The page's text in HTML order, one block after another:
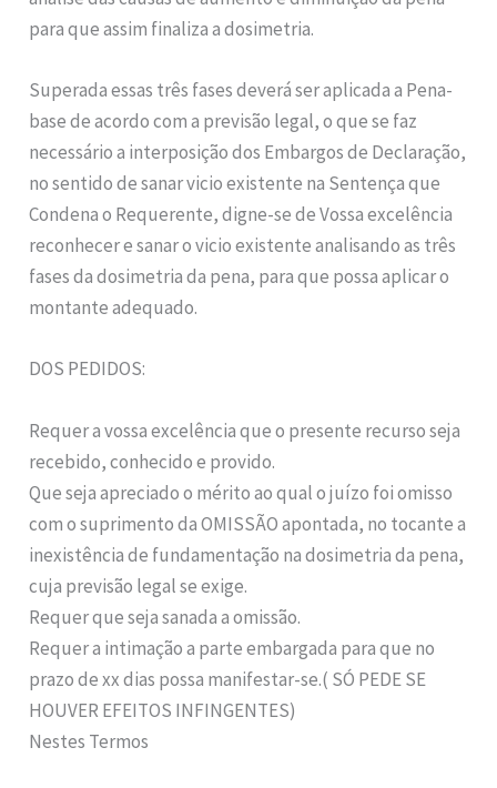
para que assim finaliza a dosimetria.
Superada essas três fases deverá ser aplicada a Pena-
base de acordo com a previsão legal, o que se faz
necessário a interposição dos Embargos de Declaração,
no sentido de sanar vicio existente na Sentença que
Condena o Requerente, digne-se de Vossa excelência
reconhecer e sanar o vicio existente analisando as três
fases da dosimetria da pena, para que possa aplicar o
montante adequado.
DOS PEDIDOS:
Requer a vossa excelência que o presente recurso seja
recebido, conhecido e provido.
Que seja apreciado o mérito ao qual o juízo foi omisso
com o suprimento da OMISSÃO apontada, no tocante a
inexistência de fundamentação na dosimetria da pena,
cuja previsão legal se exige.
Requer que seja sanada a omissão.
Requer a intimação a parte embargada para que no
prazo de xx dias possa manifestar-se.( SÓ PEDE SE
HOUVER EFEITOS INFINGENTES)
Nestes Termos